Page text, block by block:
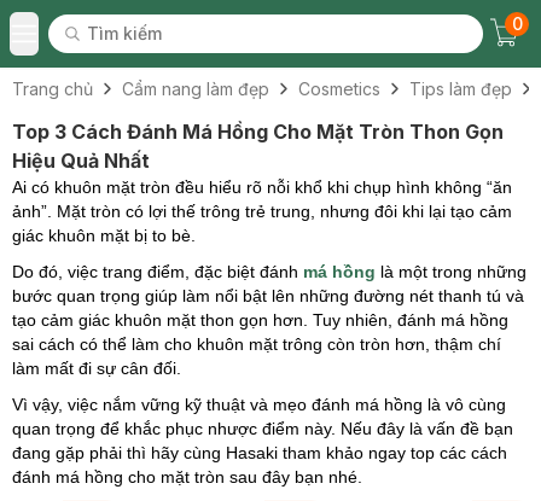
Toggle Menu
Tìm kiếm
Tìm kiếm
0
Trang chủ Cẩm nang làm đẹp Cosmetics Tips làm đẹp
Top 3 Cách Đánh Má Hồng Cho Mặt Tròn Thon Gọn
Hiệu Quả Nhất
Ai có khuôn mặt tròn đều hiểu rõ nỗi khổ khi chụp hình không “ăn
ảnh”. Mặt tròn có lợi thế trông trẻ trung, nhưng đôi khi lại tạo cảm
giác khuôn mặt bị to bè.
Do đó, việc trang điểm, đặc biệt đánh má hồng là một trong những
bước quan trọng giúp làm nổi bật lên những đường nét thanh tú và
tạo cảm giác khuôn mặt thon gọn hơn. Tuy nhiên, đánh má hồng
sai cách có thể làm cho khuôn mặt trông còn tròn hơn, thậm chí
làm mất đi sự cân đối.
Vì vậy, việc nắm vững kỹ thuật và mẹo đánh má hồng là vô cùng
quan trọng để khắc phục nhược điểm này. Nếu đây là vấn đề bạn
đang gặp phải thì hãy cùng Hasaki tham khảo ngay top các cách
đánh má hồng cho mặt tròn sau đây bạn nhé.